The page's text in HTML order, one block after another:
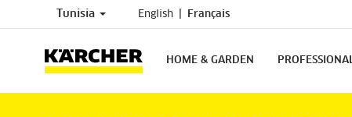
Tunisia English Français
HOME & GARDEN